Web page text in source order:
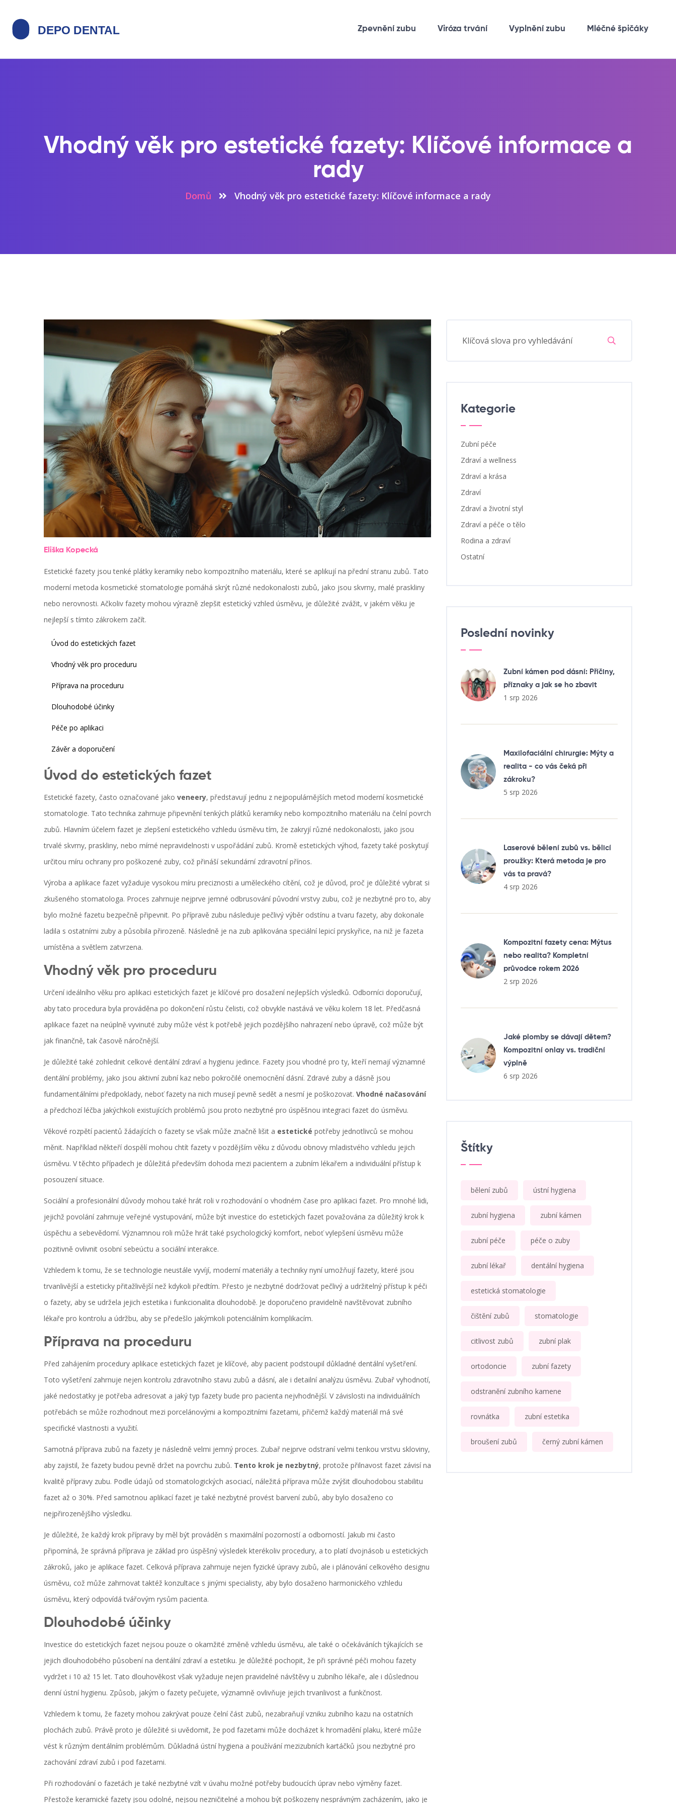
Zpevnění zubu Viróza trvání Vyplnění zubu Mléčné špičáky
Vhodný věk pro estetické fazety: Klíčové informace a
rady
Domů Vhodný věk pro estetické fazety: Klíčové informace a rady
Eliška Kopecká
Estetické fazety jsou tenké plátky keramiky nebo kompozitního materiálu, které se aplikují na přední stranu zubů. Tato
moderní metoda kosmetické stomatologie pomáhá skrýt různé nedokonalosti zubů, jako jsou skvrny, malé praskliny
nebo nerovnosti. Ačkoliv fazety mohou výrazně zlepšit estetický vzhled úsměvu, je důležité zvážit, v jakém věku je
nejlepší s tímto zákrokem začít.
Úvod do estetických fazet
Vhodný věk pro proceduru
Příprava na proceduru
Dlouhodobé účinky
Péče po aplikaci
Závěr a doporučení
Úvod do estetických fazet
Estetické fazety, často označované jako veneery, představují jednu z nejpopulárnějších metod moderní kosmetické
stomatologie. Tato technika zahrnuje připevnění tenkých plátků keramiky nebo kompozitního materiálu na čelní povrch
zubů. Hlavním účelem fazet je zlepšení estetického vzhledu úsměvu tím, že zakryjí různé nedokonalosti, jako jsou
trvalé skvrny, praskliny, nebo mírné nepravidelnosti v uspořádání zubů. Kromě estetických výhod, fazety také poskytují
určitou míru ochrany pro poškozené zuby, což přináší sekundární zdravotní přínos.
Výroba a aplikace fazet vyžaduje vysokou míru preciznosti a uměleckého cítění, což je důvod, proč je důležité vybrat si
zkušeného stomatologa. Proces zahrnuje nejprve jemné odbrusování původní vrstvy zubu, což je nezbytné pro to, aby
bylo možné fazetu bezpečně připevnit. Po přípravě zubu následuje pečlivý výběr odstínu a tvaru fazety, aby dokonale
ladila s ostatními zuby a působila přirozeně. Následně je na zub aplikována speciální lepicí pryskyřice, na niž je fazeta
umístěna a světlem zatvrzena.
Vhodný věk pro proceduru
Určení ideálního věku pro aplikaci estetických fazet je klíčové pro dosažení nejlepších výsledků. Odborníci doporučují,
aby tato procedura byla prováděna po dokončení růstu čelisti, což obvykle nastává ve věku kolem 18 let. Předčasná
aplikace fazet na neúplně vyvinuté zuby může vést k potřebě jejich pozdějšího nahrazení nebo úpravě, což může být
jak finančně, tak časově náročnější.
Je důležité také zohlednit celkové dentální zdraví a hygienu jedince. Fazety jsou vhodné pro ty, kteří nemají významné
dentální problémy, jako jsou aktivní zubní kaz nebo pokročilé onemocnění dásní. Zdravé zuby a dásně jsou
fundamentálními předpoklady, neboť fazety na nich musejí pevně sedět a nesmí je poškozovat. Vhodné načasování
a předchozí léčba jakýchkoli existujících problémů jsou proto nezbytné pro úspěšnou integraci fazet do úsměvu.
Věkové rozpětí pacientů žádajících o fazety se však může značně lišit a estetické potřeby jednotlivců se mohou
měnit. Například někteří dospělí mohou chtít fazety v pozdějším věku z důvodu obnovy mladistvého vzhledu jejich
úsměvu. V těchto případech je důležitá především dohoda mezi pacientem a zubním lékařem a individuální přístup k
posouzení situace.
Sociální a profesionální důvody mohou také hrát roli v rozhodování o vhodném čase pro aplikaci fazet. Pro mnohé lidi,
jejichž povolání zahrnuje veřejné vystupování, může být investice do estetických fazet považována za důležitý krok k
úspěchu a sebevědomí. Významnou roli může hrát také psychologický komfort, neboť vylepšení úsměvu může
pozitivně ovlivnit osobní sebeúctu a sociální interakce.
Vzhledem k tomu, že se technologie neustále vyvíjí, moderní materiály a techniky nyní umožňují fazety, které jsou
trvanlivější a esteticky přitažlivější než kdykoli předtím. Přesto je nezbytné dodržovat pečlivý a udržitelný přístup k péči
o fazety, aby se udržela jejich estetika i funkcionalita dlouhodobě. Je doporučeno pravidelně navštěvovat zubního
lékaře pro kontrolu a údržbu, aby se předešlo jakýmkoli potenciálním komplikacím.
Příprava na proceduru
Před zahájením procedury aplikace estetických fazet je klíčové, aby pacient podstoupil důkladné dentální vyšetření.
Toto vyšetření zahrnuje nejen kontrolu zdravotního stavu zubů a dásní, ale i detailní analýzu úsměvu. Zubař vyhodnotí,
jaké nedostatky je potřeba adresovat a jaký typ fazety bude pro pacienta nejvhodnější. V závislosti na individuálních
potřebách se může rozhodnout mezi porcelánovými a kompozitními fazetami, přičemž každý materiál má své
specifické vlastnosti a využití.
Samotná příprava zubů na fazety je následně velmi jemný proces. Zubař nejprve odstraní velmi tenkou vrstvu skloviny,
aby zajistil, že fazety budou pevně držet na povrchu zubů. Tento krok je nezbytný, protože přilnavost fazet závisí na
kvalitě přípravy zubu. Podle údajů od stomatologických asociací, náležitá příprava může zvýšit dlouhodobou stabilitu
fazet až o 30%. Před samotnou aplikací fazet je také nezbytné provést barvení zubů, aby bylo dosaženo co
nejpřirozenějšího výsledku.
Je důležité, že každý krok přípravy by měl být prováděn s maximální pozorností a odborností. Jakub mi často
připomíná, že správná příprava je základ pro úspěšný výsledek kterékoliv procedury, a to platí dvojnásob u estetických
zákroků, jako je aplikace fazet. Celková příprava zahrnuje nejen fyzické úpravy zubů, ale i plánování celkového designu
úsměvu, což může zahrnovat taktéž konzultace s jinými specialisty, aby bylo dosaženo harmonického vzhledu
úsměvu, který odpovídá tvářovým rysům pacienta.
Dlouhodobé účinky
Investice do estetických fazet nejsou pouze o okamžité změně vzhledu úsměvu, ale také o očekáváních týkajících se
jejich dlouhodobého působení na dentální zdraví a estetiku. Je důležité pochopit, že při správné péči mohou fazety
vydržet i 10 až 15 let. Tato dlouhověkost však vyžaduje nejen pravidelné návštěvy u zubního lékaře, ale i důslednou
denní ústní hygienu. Způsob, jakým o fazety pečujete, významně ovlivňuje jejich trvanlivost a funkčnost.
Vzhledem k tomu, že fazety mohou zakrývat pouze čelní část zubů, nezabraňují vzniku zubního kazu na ostatních
plochách zubů. Právě proto je důležité si uvědomit, že pod fazetami může docházet k hromadění plaku, které může
vést k různým dentálním problémům. Důkladná ústní hygiena a používání mezizubních kartáčků jsou nezbytné pro
zachování zdraví zubů i pod fazetami.
Při rozhodování o fazetách je také nezbytné vzít v úvahu možné potřeby budoucích úprav nebo výměny fazet.
Přestože keramické fazety jsou odolné, nejsou nezničitelné a mohou být poškozeny nesprávným zacházením, jako je
Kategorie
Zubní péče
Zdraví a wellness
Zdraví a krása
Zdraví
Zdraví a životní styl
Zdraví a péče o tělo
Rodina a zdraví
Ostatní
Poslední novinky
Zubní kámen pod dásní: Příčiny,
příznaky a jak se ho zbavit
1 srp 2026
Maxilofaciální chirurgie: Mýty a
realita - co vás čeká při
zákroku?
5 srp 2026
Laserové bělení zubů vs. bělicí
proužky: Která metoda je pro
vás ta pravá?
4 srp 2026
Kompozitní fazety cena: Mýtus
nebo realita? Kompletní
průvodce rokem 2026
2 srp 2026
Jaké plomby se dávají dětem?
Kompozitní onlay vs. tradiční
výplně
6 srp 2026
Štítky
bělení zubů ústní hygiena
zubní hygiena zubní kámen
zubní péče péče o zuby
zubní lékař dentální hygiena
estetická stomatologie
čištění zubů stomatologie
citlivost zubů zubní plak
ortodoncie zubní fazety
odstranění zubního kamene
rovnátka zubní estetika
broušení zubů černý zubní kámen